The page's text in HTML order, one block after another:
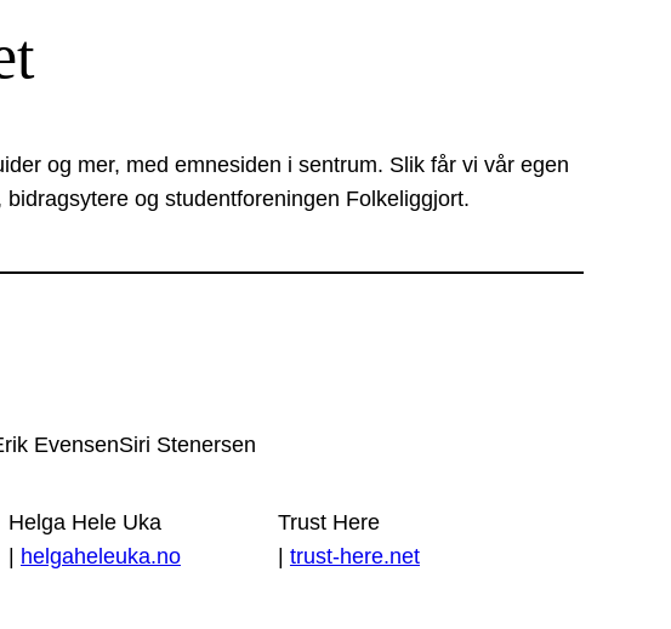
og mer, med emnesiden i sentrum. Slik får vi vår egen
og studentforeningen Folkeliggjort.
EvensenSiri Stenersen
Helga Hele Uka
| helgaheleuka.no
Trust Here
| trust-here.net